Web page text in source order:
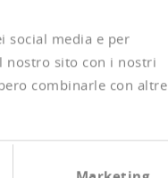
social media e per
nostro sito con i nostri
combinarle con altre